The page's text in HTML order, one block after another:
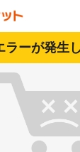
ラーが発生